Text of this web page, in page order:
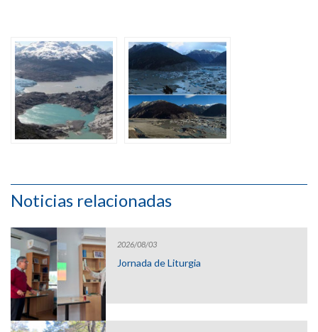
Noticias relacionadas
2026/08/03
Jornada de Liturgia